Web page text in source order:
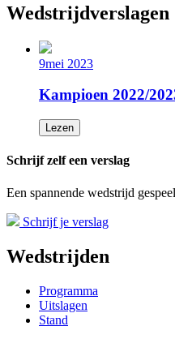
Wedstrijdverslagen
9mei 2023
Kampioen 2022/
Lezen
Schrijf zelf een verslag
Een spannende wedstrijd
Schrijf je verslag
Wedstrijden
Programma
Uitslagen
Stand